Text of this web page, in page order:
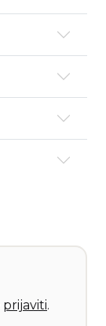
prijaviti.